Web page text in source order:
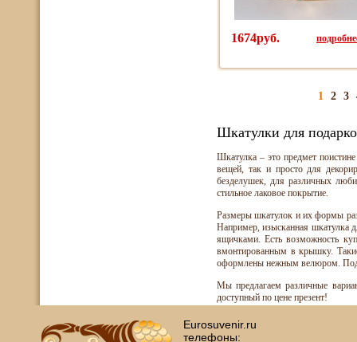
1674руб.
1 2 3
Шкатулки для
Шкатулка – это предмет
вещей, так и просто для
безделушек, для различных
стильное лаковое покрытие.
Размеры шкатулок и их формы
Например, изысканная шкатулка
ящичками. Есть возможность
вмонтированным в крышку.
оформлены нежным велюром.
Мы предлагаем различные
доступный по цене презент!
Eurosuvenir.ru
телефоны: